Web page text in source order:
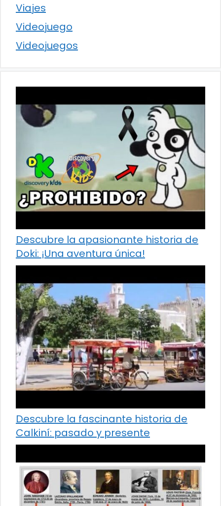
Viajes
Videojuego
Videojuegos
Descubre la apasionante historia de
Doki: ¡Una aventura única!
Descubre la fascinante historia de
Calkiní: pasado y presente